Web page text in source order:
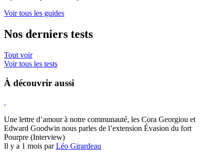
Voir tous les guides
Nos derniers tests
Tout voir
Voir tous les tests
À découvrir aussi
Une lettre d’amour à notre communauté, les Cora Georgiou et
Edward Goodwin nous parles de l’extension Évasion du fort
Pourpre (Interview)
Il y a 1 mois parLéo Girardeau